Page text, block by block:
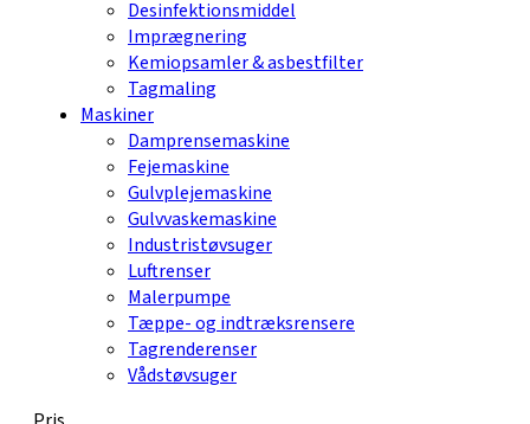
Desinfektionsmiddel
Imprægnering
Kemiopsamler & asbestfilter
Tagmaling
Maskiner
Damprensemaskine
Fejemaskine
Gulvplejemaskine
Gulvvaskemaskine
Industristøvsuger
Luftrenser
Malerpumpe
Tæppe- og indtræksrensere
Tagrenderenser
Vådstøvsuger